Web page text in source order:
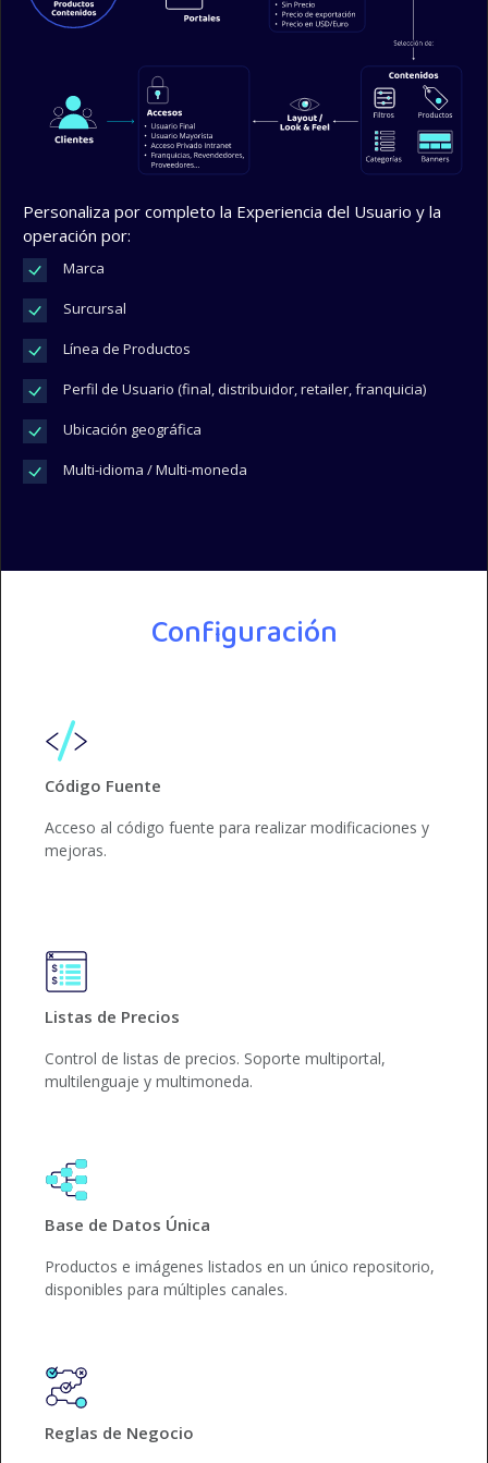
Personaliza por completo la Experiencia del Usuario y la
operación por:
Marca
Surcursal
Línea de Productos
Perfil de Usuario (final, distribuidor, retailer, franquicia)
Ubicación geográfica
Multi-idioma / Multi-moneda
Configuración
Código Fuente
Acceso al código fuente para realizar modificaciones y
mejoras.
Listas de Precios
Control de listas de precios. Soporte multiportal,
multilenguaje y multimoneda.
Base de Datos Única
Productos e imágenes listados en un único repositorio,
disponibles para múltiples canales.
Reglas de Negocio